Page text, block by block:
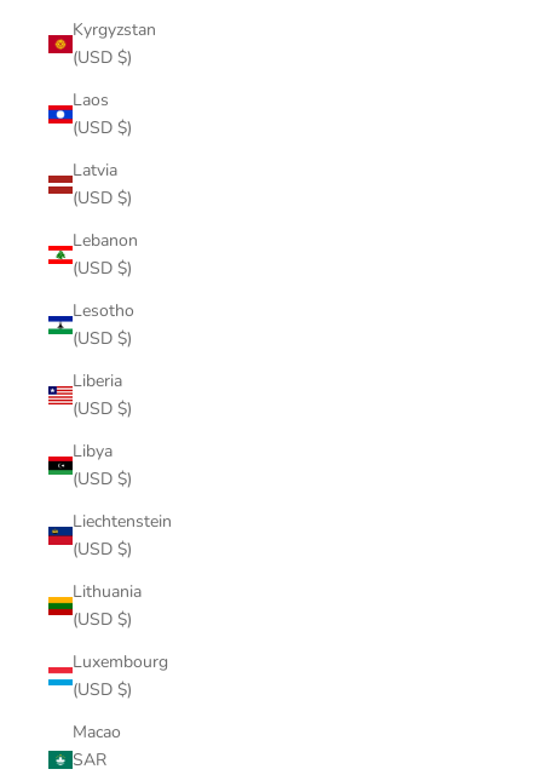
Kyrgyzstan
(USD $)
Laos
(USD $)
Latvia
(USD $)
Lebanon
(USD $)
Lesotho
(USD $)
Liberia
(USD $)
Libya
(USD $)
Liechtenstein
(USD $)
Lithuania
(USD $)
Luxembourg
(USD $)
Macao
SAR